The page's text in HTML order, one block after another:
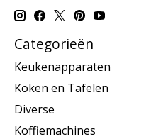
Categorieën
Keukenapparaten
Koken en Tafelen
Diverse
Koffiemachines